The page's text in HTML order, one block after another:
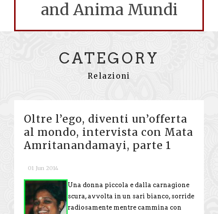
and Anima Mundi
CATEGORY
Relazioni
Oltre l’ego, diventi un’offerta
al mondo, intervista con Mata
Amritanandamayi, parte 1
01 Jun 2014
Una donna piccola e dalla carnagione
scura, avvolta in un sari bianco, sorride
radiosamente mentre cammina con